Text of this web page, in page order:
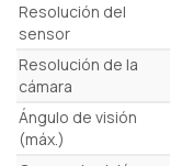
Resolución del
sensor
Resolución de la
cámara
Ángulo de visión
(máx.)